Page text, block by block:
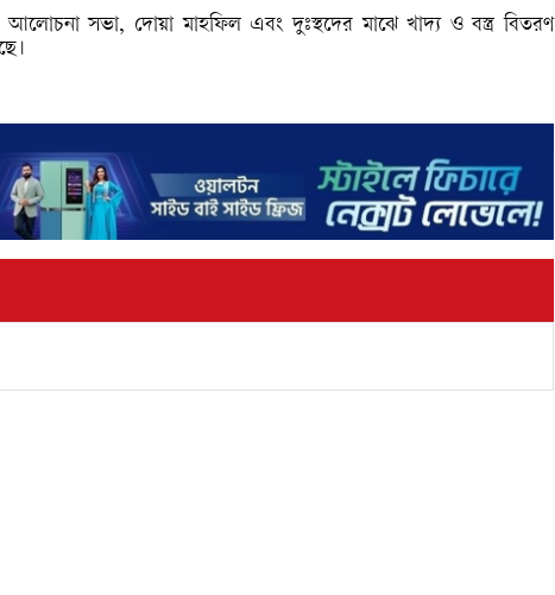
সভা, দোয়া মাহফিল এবং দুঃস্থদের মাঝে খাদ্য ও বস্ত্র বিতরণ